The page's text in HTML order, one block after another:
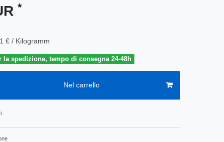
*
€ / Kilogramm
la spedizione, tempo di consegna 24-48h
Nel carrello